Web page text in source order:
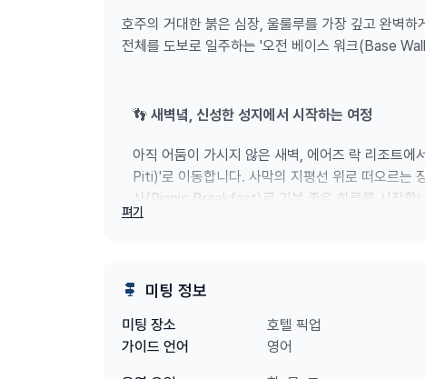
호주의 거대한 붉은 심장, 울룰루를 가장 깊고 완벽
전체를 도보로 일주하는 '오전 베이스 워크(Base
👣 새벽녘, 신성한 성지에서 시작하는 여정
아직 어둠이 가시지 않은 새벽, 에어즈 락 리조트
Piti)'로 이동합니다. 사막의 지평선 위로 떠오르는
사(Picnic Breakfast)로 기분 좋은 하루를 시작합
⛰️ 10.5km 트레킹으로 마주하는 대자연의 경이로움
총 10.5km의 코스를 전 일정 가이드와 동행하며 걷
전해집니다. 수천 년 동안 현지 원주민(아난구 부족
펴기
미팅 정보
미팅 장소
호텔 픽업
가이드 언어
영어